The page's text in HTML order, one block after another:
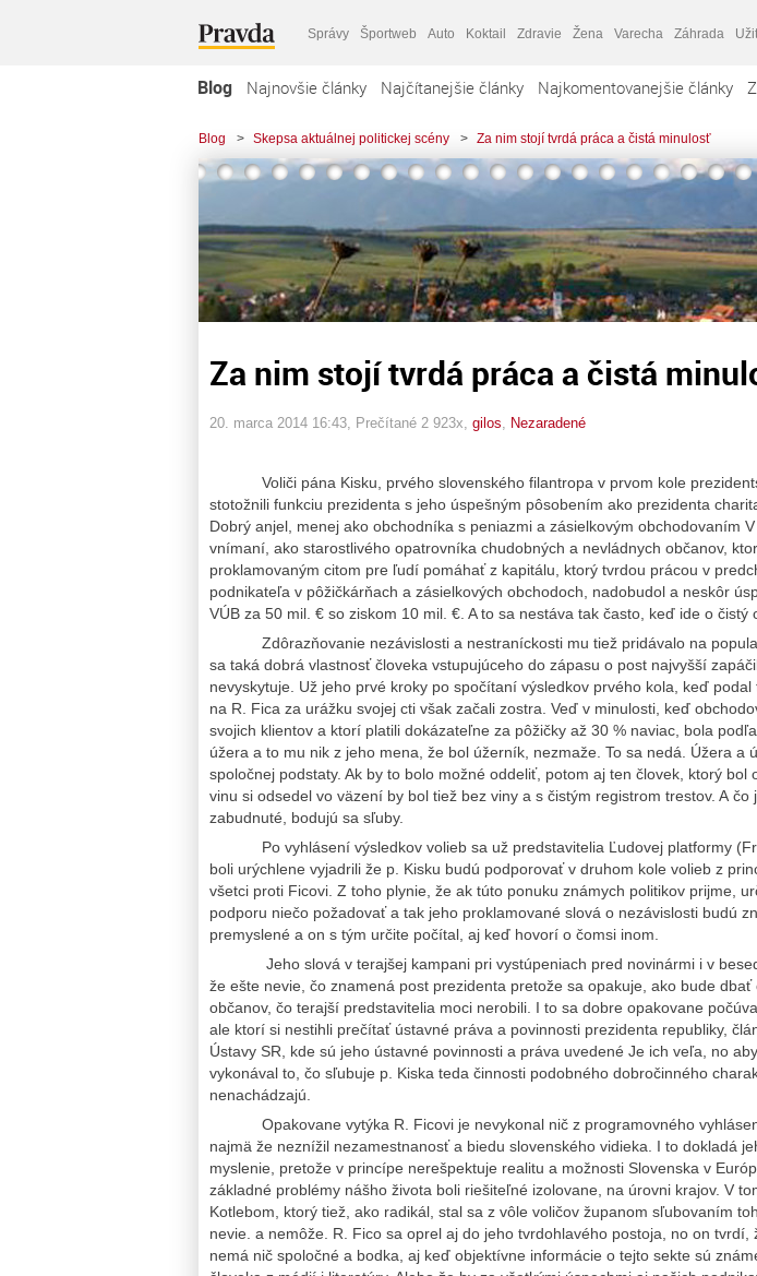
Správy Športweb Auto Koktail Zdravie Žena Varecha Záhrada
Blog Najnovšie články Najčítanejšie články Najkomentovanejšie články
Blog > Skepsa aktuálnej politickej scény > Za nim stojí tvrdá práca a čistá minulosť
Za nim stojí tvrdá práca a čistá
20. marca 2014 16:43 , Prečítané 2 923x, gilos Nezaradené
Voliči pána Kisku, prvého slovenského filantropa v prvom kole
stotožnili funkciu prezidenta s jeho úspešným pôsobením ako prezidenta
Dobrý anjel, menej ako obchodníka s peniazmi a zásielkovým obchodovaním
vnímaní, ako starostlivého opatrovníka chudobných a nevládnych občanov,
proklamovaným citom pre ľudí pomáhať z kapitálu, ktorý tvrdou prácou v
podnikateľa v pôžičkárňach a zásielkových obchodoch, nadobudol a neskôr
VÚB za 50 mil. € so ziskom 10 mil. €. A to sa nestáva tak často, keď ide o čistý
Zdôrazňovanie nezávislosti a nestraníckosti mu tiež pridávalo na
sa taká dobrá vlastnosť človeka vstupujúceho do zápasu o post najvyšší
nevyskytuje. Už jeho prvé kroky po spočítaní výsledkov prvého kola, keď podal
na R. Fica za urážku svojej cti však začali zostra. Veď v minulosti, keď
svojich klientov a ktorí platili dokázateľne za pôžičky až 30 % naviac, bola
úžera a to mu nik z jeho mena, že bol úžerník, nezmaže. To sa nedá. Úžera a
spoločnej podstaty. Ak by to bolo možné oddeliť, potom aj ten človek, ktorý bol
vinu si odsedel vo väzení by bol tiež bez viny a s čistým registrom trestov. A čo
zabudnuté, bodujú sa sľuby.
Po vyhlásení výsledkov volieb sa už predstavitelia Ľudovej platformy
boli urýchlene vyjadrili že p. Kisku budú podporovať v druhom kole volieb z
všetci proti Ficovi. Z toho plynie, že ak túto ponuku známych politikov prijme,
podporu niečo požadovať a tak jeho proklamované slová o nezávislosti budú
premyslené a on s tým určite počítal, aj keď hovorí o čomsi inom.
Jeho slová v terajšej kampani pri vystúpeniach pred novinármi i v
že ešte nevie, čo znamená post prezidenta pretože sa opakuje, ako bude dbať
občanov, čo terajší predstavitelia moci nerobili. I to sa dobre opakovane
ale ktorí si nestihli prečítať ústavné práva a povinnosti prezidenta republiky,
Ústavy SR, kde sú jeho ústavné povinnosti a práva uvedené Je ich veľa, no
vykonával to, čo sľubuje p. Kiska teda činnosti podobného dobročinného
nenachádzajú.
Opakovane vytýka R. Ficovi je nevykonal nič z programovného
najmä že neznížil nezamestnanosť a biedu slovenského vidieka. I to dokladá
myslenie, pretože v princípe nerešpektuje realitu a možnosti Slovenska v
základné problémy nášho života boli riešiteľné izolovane, na úrovni krajov. V
Kotlebom, ktorý tiež, ako radikál, stal sa z vôle voličov županom sľubovaním
nevie. a nemôže. R. Fico sa oprel aj do jeho tvrdohlavého postoja, no on tvrdí,
nemá nič spoločné a bodka, aj keď objektívne informácie o tejto sekte sú